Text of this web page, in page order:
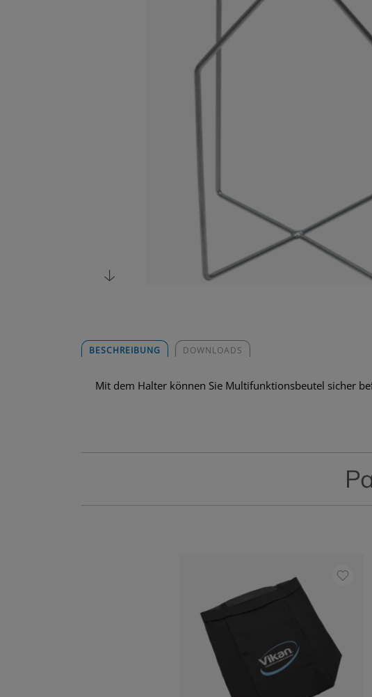
BESCHREIBUNG DOWNLOADS
Mit dem Halter können Sie Multifunktionsbeutel sicher